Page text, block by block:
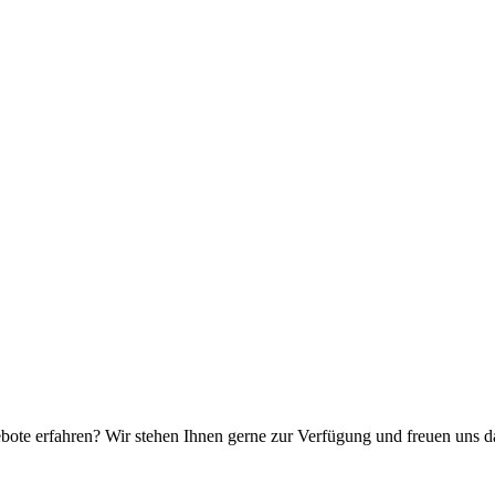
erfahren? Wir stehen Ihnen gerne zur Verfügung und freuen